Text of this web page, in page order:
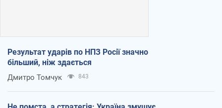
Результат ударів по НПЗ Росії значно
більший, ніж здається
Дмитро Томчук 843